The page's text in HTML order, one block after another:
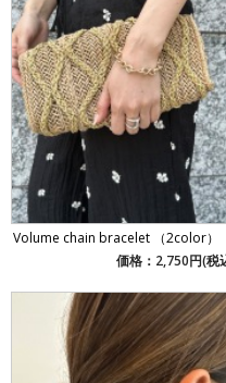
Volume chain bracelet （2color）
価格：2,750円(税